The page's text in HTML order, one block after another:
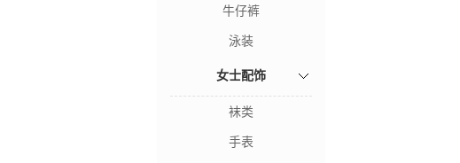
牛仔裤
泳装
女士配饰
袜类
手表